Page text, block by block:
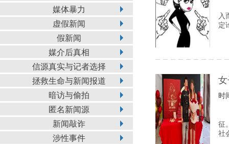
媒体暴力
虚假新闻
假新闻
媒介后真相
信源真实与记者选择
拯救生命与新闻报道
暗访与偷拍
匿名新闻源
新闻敲诈
涉性事件
入
定
时
征
社